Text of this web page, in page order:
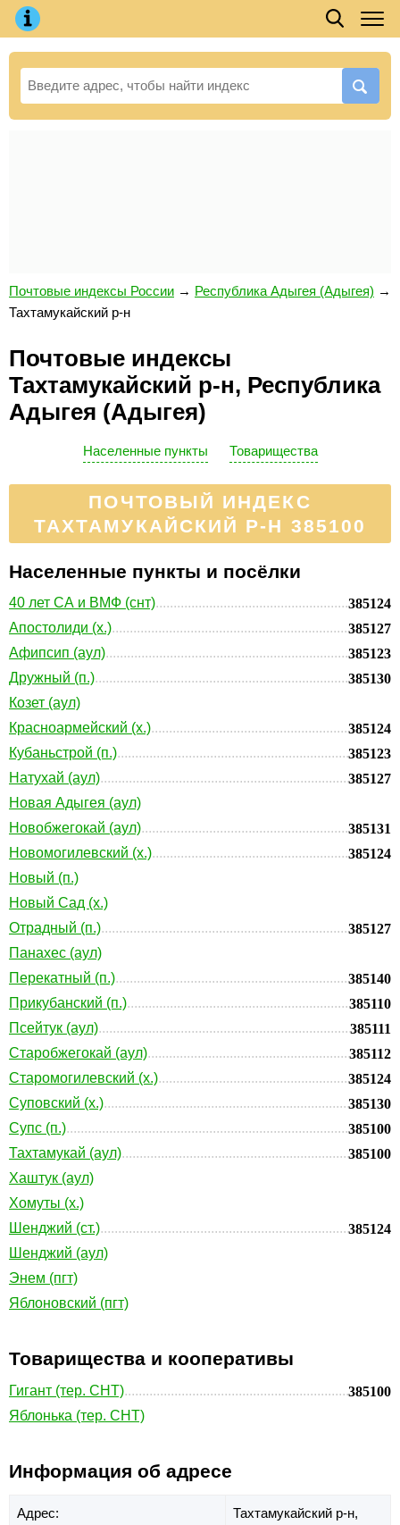
Почтовые индексы России → Республика Адыгея (Адыгея) →
Тахтамукайский р-н
Почтовые индексы
Тахтамукайский р-н, Республика
Адыгея (Адыгея)
Населенные пункты Товарищества
ПОЧТОВЫЙ ИНДЕКС
ТАХТАМУКАЙСКИЙ Р-Н 385100
Населенные пункты и посёлки
40 лет СА и ВМФ (снт)
385124
Апостолиди (х.)
385127
Афипсип (аул)
385123
Дружный (п.)
385130
Козет (аул)
Красноармейский (х.)
385124
Кубаньстрой (п.)
385123
Натухай (аул)
385127
Новая Адыгея (аул)
Новобжегокай (аул)
385131
Новомогилевский (х.)
385124
Новый (п.)
Новый Сад (х.)
Отрадный (п.)
385127
Панахес (аул)
Перекатный (п.)
385140
Прикубанский (п.)
385110
Псейтук (аул)
385111
Старобжегокай (аул)
385112
Старомогилевский (х.)
385124
Суповский (х.)
385130
Супс (п.)
385100
Тахтамукай (аул)
385100
Хаштук (аул)
Хомуты (х.)
Шенджий (ст.)
385124
Шенджий (аул)
Энем (пгт)
Яблоновский (пгт)
Товарищества и кооперативы
Гигант (тер. СНТ)
385100
Яблонька (тер. СНТ)
Информация об адресе
Адрес:
Тахтамукайский р-н,